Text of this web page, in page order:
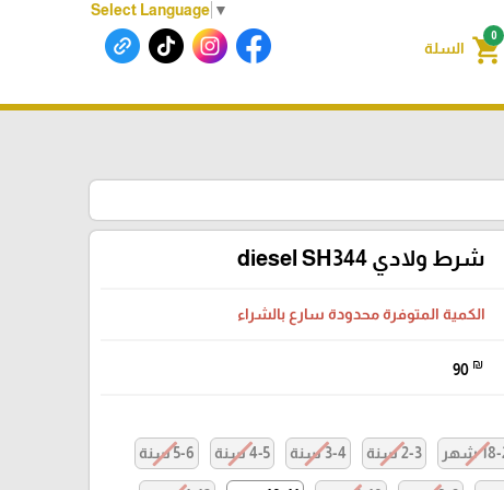
Select Language ▼
0
shopping_cart السلة
شرط ولادي diesel SH344
الكمية المتوفرة محدودة سارع بالشراء
90 ₪
شهر 2-3 سنة 3-4 سنة 4-5 سنة 5-6 سنة